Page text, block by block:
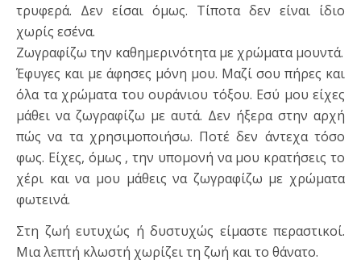
τρυφερά. Δεν είσαι όμως. Τίποτα δεν είναι ίδιο
χωρίς εσένα.
Ζωγραφίζω την καθημερινότητα με χρώματα μουντά.
Έφυγες και με άφησες μόνη μου. Μαζί σου πήρες και
όλα τα χρώματα του ουράνιου τόξου. Εσύ μου είχες
μάθει να ζωγραφίζω με αυτά. Δεν ήξερα στην αρχή
πώς να τα χρησιμοποιήσω. Ποτέ δεν άντεχα τόσο
φως. Είχες, όμως , την υπομονή να μου κρατήσεις το
χέρι και να μου μάθεις να ζωγραφίζω με χρώματα
φωτεινά.
Στη ζωή ευτυχώς ή δυστυχώς είμαστε περαστικοί.
Μια λεπτή κλωστή χωρίζει τη ζωή και το θάνατο.